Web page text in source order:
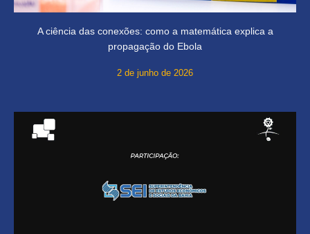
A ciência das conexões: como a matemática explica a
propagação do Ebola
2 de junho de 2026